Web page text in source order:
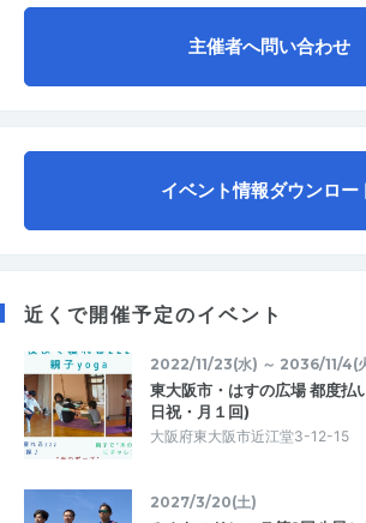
主催者へ問い合わせ
イベント情報ダウンロー
近くで開催予定のイベント
2022/11/23(水) ～ 2036/11/4(
東大阪市・はすの広場 都度払
日祝・月１回)
大阪府東大阪市近江堂3-12-15
2027/3/20(土)